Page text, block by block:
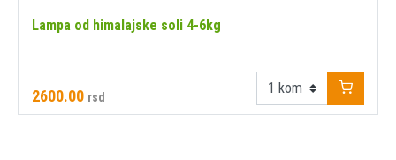
Lampa od himalajske soli 4-6kg
2600.00 rsd